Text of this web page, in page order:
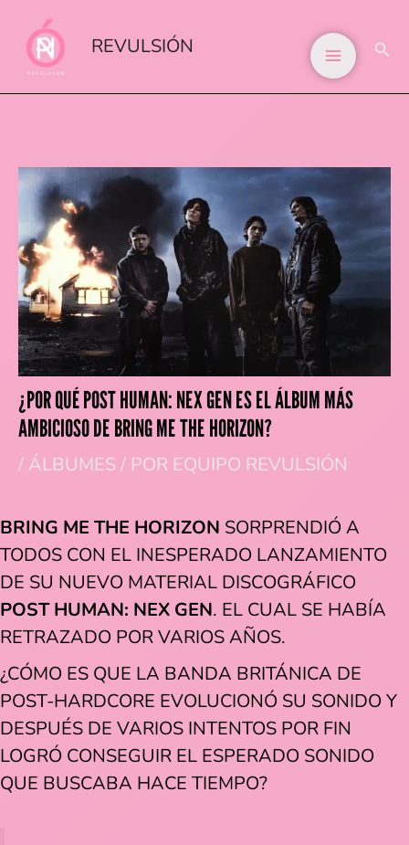
CONTENIDO
REVULSIÓN
¿POR QUÉ POST HUMAN: NEX GEN ES EL ÁLBUM MÁS
AMBICIOSO DE BRING ME THE HORIZON?
/ ÁLBUMES/ POR EQUIPO REVULSIÓN
BRING ME THE HORIZON SORPRENDIÓ A
TODOS CON EL INESPERADO LANZAMIENTO
DE SU NUEVO MATERIAL DISCOGRÁFICO
POST HUMAN: NEX GEN. EL CUAL SE HABÍA
RETRAZADO POR VARIOS AÑOS.
¿CÓMO ES QUE LA BANDA BRITÁNICA DE
POST-HARDCORE EVOLUCIONÓ SU SONIDO Y
DESPUÉS DE VARIOS INTENTOS POR FIN
LOGRÓ CONSEGUIR EL ESPERADO SONIDO
QUE BUSCABA HACE TIEMPO?